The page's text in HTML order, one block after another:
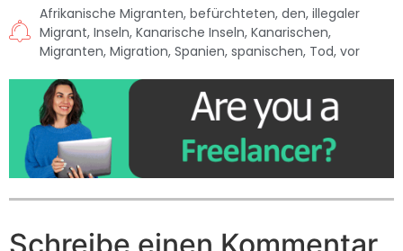
Afrikanische Migranten, befürchteten, den, illegaler
Migrant, Inseln, Kanarische Inseln, Kanarischen,
Migranten, Migration, Spanien, spanischen, Tod, vor